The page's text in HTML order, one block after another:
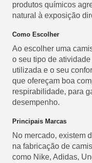
produtos químicos
natural à exposição
Como Escolher
Ao escolher uma
o seu tipo de
utilizada e o seu
que ofereçam boa
respirabilidade, para
desempenho.
Principais Marcas
No mercado, existem
na fabricação de
como Nike, Adidas,